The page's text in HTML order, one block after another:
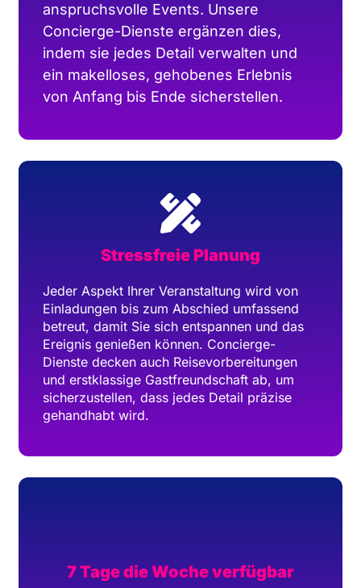
anspruchsvolle Events. Unsere
Concierge-Dienste ergänzen dies,
indem sie jedes Detail verwalten und
ein makelloses, gehobenes Erlebnis
von Anfang bis Ende sicherstellen.
Stressfreie Planung
Jeder Aspekt Ihrer Veranstaltung wird von
Einladungen bis zum Abschied umfassend
betreut, damit Sie sich entspannen und das
Ereignis genießen können. Concierge-
Dienste decken auch Reisevorbereitungen
und erstklassige Gastfreundschaft ab, um
sicherzustellen, dass jedes Detail präzise
gehandhabt wird.
7 Tage die Woche verfügbar